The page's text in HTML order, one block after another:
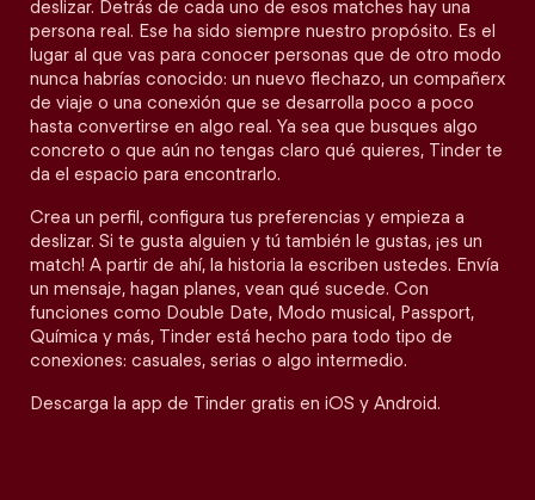
deslizar. Detrás de cada uno de esos matches hay una
persona real. Ese ha sido siempre nuestro propósito. Es el
lugar al que vas para conocer personas que de otro modo
nunca habrías conocido: un nuevo flechazo, un compañerx
de viaje o una conexión que se desarrolla poco a poco
hasta convertirse en algo real. Ya sea que busques algo
concreto o que aún no tengas claro qué quieres, Tinder te
da el espacio para encontrarlo.
Crea un perfil, configura tus preferencias y empieza a
deslizar. Si te gusta alguien y tú también le gustas, ¡es un
match! A partir de ahí, la historia la escriben ustedes. Envía
un mensaje, hagan planes, vean qué sucede. Con
funciones como Double Date, Modo musical, Passport,
Química y más, Tinder está hecho para todo tipo de
conexiones: casuales, serias o algo intermedio.
Descarga la app de Tinder gratis en iOS y Android.